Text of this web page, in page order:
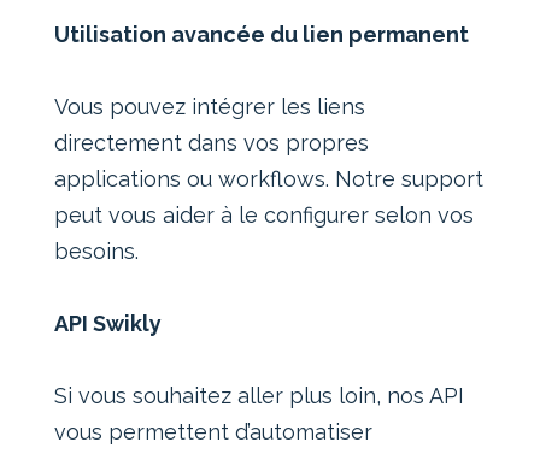
Utilisation avancée du lien permanent
Vous pouvez intégrer les liens
directement dans vos propres
applications ou workflows. Notre support
peut vous aider à le configurer selon vos
besoins.
API Swikly
Si vous souhaitez aller plus loin, nos API
vous permettent d’automatiser